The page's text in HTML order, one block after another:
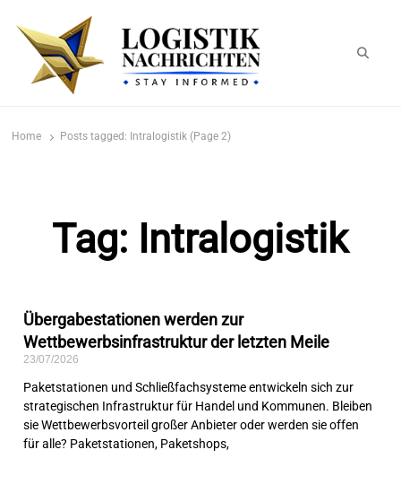
Home Posts tagged: Intralogistik (Page 2)
Tag: Intralogistik
Übergabestationen werden zur
Wettbewerbsinfrastruktur der letzten Meile
23/07/2026
Paketstationen und Schließfachsysteme entwickeln sich zur
strategischen Infrastruktur für Handel und Kommunen. Bleiben
sie Wettbewerbsvorteil großer Anbieter oder werden sie offen
für alle? Paketstationen, Paketshops,